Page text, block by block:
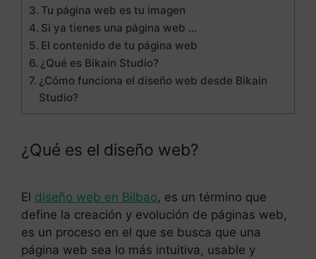
Tu página web es tu imagen
Si ya tienes una página web …
El contenido de tu página web
¿Qué es Bikain Studio?
¿Cómo funciona el diseño web desde Bikain
Studio?
¿Qué es el diseño web?
El diseño web en Bilbao, es un término que
define la creación y evolución de páginas web,
es un proceso en el que se busca que una
página web sea lo más intuitiva, usable y